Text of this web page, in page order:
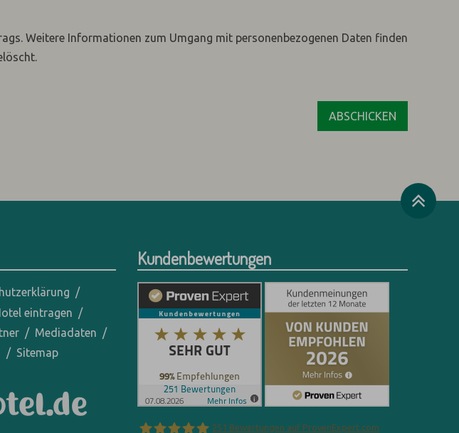
Weitere Informationen zum Umgang mit personenbezogenen Daten finden
eintragen
Mediadaten
Sitemap
Kundenbewertungen
251 Bewertungen auf ProvenExpert.com